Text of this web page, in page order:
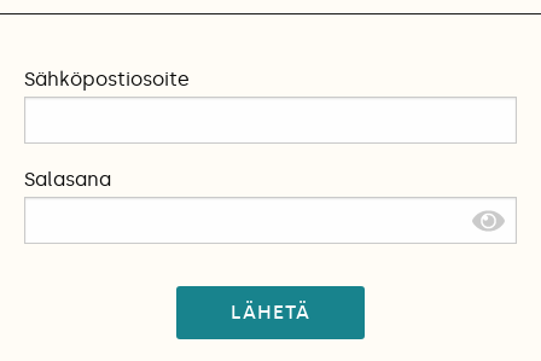
Sähköpostiosoite
Salasana
LÄHETÄ